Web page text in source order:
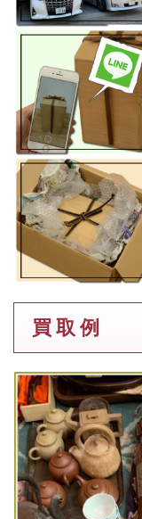
買 取 例